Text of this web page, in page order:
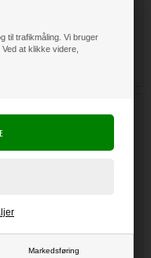
til trafikmåling. Vi bruger
at klikke videre,
Markedsføring
DKK